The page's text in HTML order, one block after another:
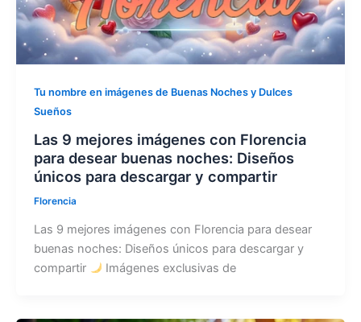
Tu nombre en imágenes de Buenas Noches y Dulces
Sueños
Las 9 mejores imágenes con Florencia
para desear buenas noches: Diseños
únicos para descargar y compartir
Florencia
Las 9 mejores imágenes con Florencia para desear
buenas noches: Diseños únicos para descargar y
compartir
Imágenes exclusivas de